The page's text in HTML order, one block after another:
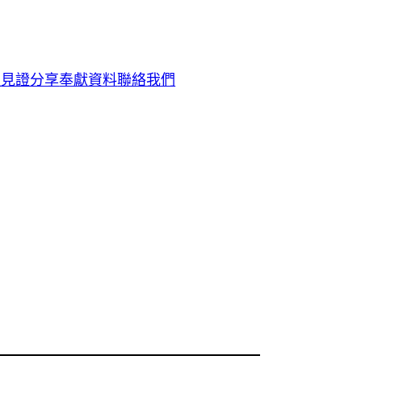
見證分享奉獻資料聯絡我們